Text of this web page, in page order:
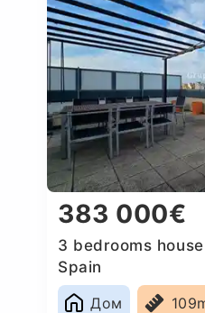
383 000€
3 bedrooms
Spain
Дом